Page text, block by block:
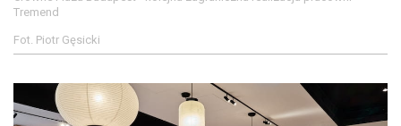
Tremend
Fot. Piotr Gęsicki